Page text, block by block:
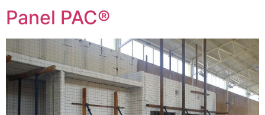
Panel PAC®